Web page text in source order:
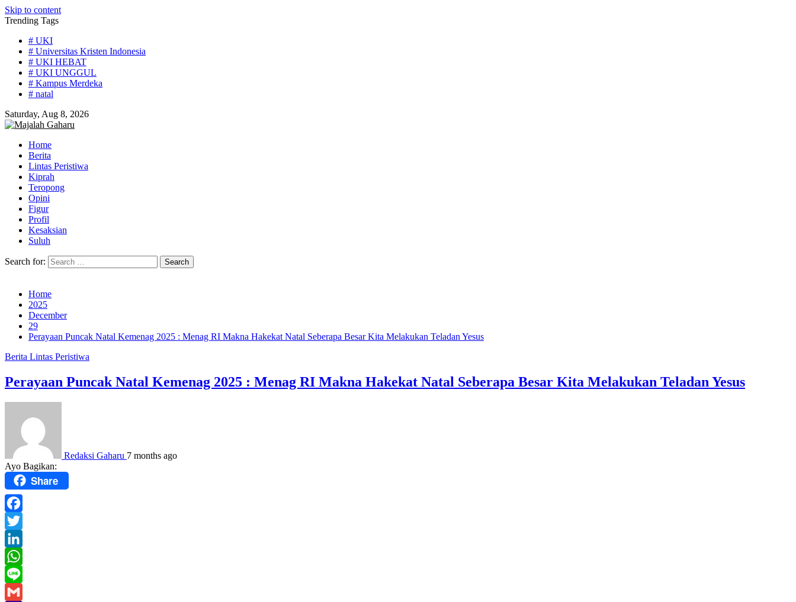
Skip to content
Trending Tags
# UKI
# Universitas Kristen Indonesia
# UKI HEBAT
# UKI UNGGUL
# Kampus Merdeka
# natal
Saturday, Aug 8, 2026
Home
Berita
Lintas Peristiwa
Kiprah
Teropong
Opini
Figur
Profil
Kesaksian
Suluh
Search for:
Home
2025
December
29
Perayaan Puncak Natal Kemenag 2025 : Menag RI Makna Hakekat Natal Seberapa Besar Kita Melakukan Teladan Yesus
Berita Lintas Peristiwa
Perayaan Puncak Natal Kemenag 2025 : Menag RI Makna Hakekat Natal Seberapa Besar Kita Melakukan Teladan Yesus
Redaksi Gaharu 7 months ago
Ayo Bagikan:
Share
Facebook
Twitter
LinkedIn
WhatsApp
Line